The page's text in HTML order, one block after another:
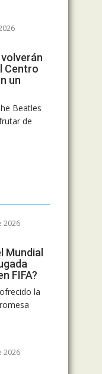
Centro
un
Beatles
de
2026
Mundial
FIFA?
la
2026